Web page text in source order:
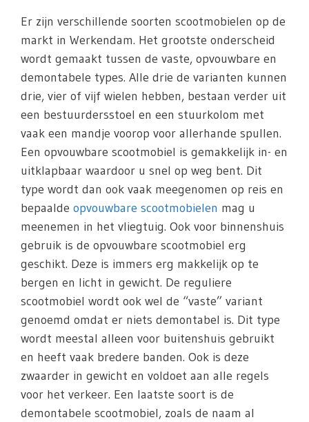
Er zijn verschillende soorten scootmobielen op de
markt in Werkendam. Het grootste onderscheid
wordt gemaakt tussen de vaste, opvouwbare en
demontabele types. Alle drie de varianten kunnen
drie, vier of vijf wielen hebben, bestaan verder uit
een bestuurdersstoel en een stuurkolom met
vaak een mandje voorop voor allerhande spullen.
Een opvouwbare scootmobiel is gemakkelijk in- en
uitklapbaar waardoor u snel op weg bent. Dit
type wordt dan ook vaak meegenomen op reis en
bepaalde opvouwbare scootmobielen mag u
meenemen in het vliegtuig. Ook voor binnenshuis
gebruik is de opvouwbare scootmobiel erg
geschikt. Deze is immers erg makkelijk op te
bergen en licht in gewicht. De reguliere
scootmobiel wordt ook wel de “vaste” variant
genoemd omdat er niets demontabel is. Dit type
wordt meestal alleen voor buitenshuis gebruikt
en heeft vaak bredere banden. Ook is deze
zwaarder in gewicht en voldoet aan alle regels
voor het verkeer. Een laatste soort is de
demontabele scootmobiel, zoals de naam al